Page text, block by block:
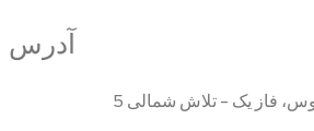
آدرس
فاز یک - تلاش شمالی 5